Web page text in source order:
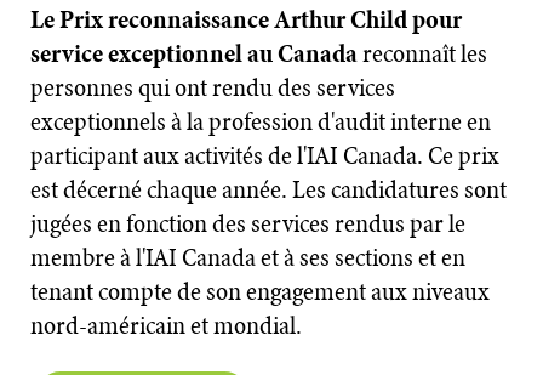
Le Prix reconnaissance Arthur Child pour
service exceptionnel au Canadareconnaît les
personnes qui ont rendu des services
exceptionnels à la profession d'audit interne en
participant aux activités de l'IAI Canada. Ce prix
est décerné chaque année. Les candidatures sont
jugées en fonction des services rendus par le
membre à l'IAI Canada et à ses sections et en
tenant compte de son engagement aux niveaux
nord-américain et mondial.